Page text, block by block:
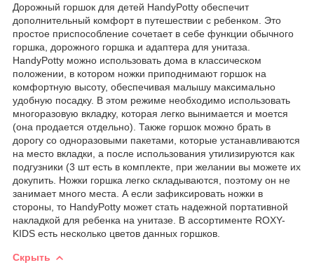
Дорожный горшок для детей HandyPotty обеспечит
дополнительный комфорт в путешествии с ребенком. Это
простое приспособление сочетает в себе функции обычного
горшка, дорожного горшка и адаптера для унитаза.
HandyPotty можно использовать дома в классическом
положении, в котором ножки приподнимают горшок на
комфортную высоту, обеспечивая малышу максимально
удобную посадку. В этом режиме необходимо использовать
многоразовую вкладку, которая легко вынимается и моется
(она продается отдельно). Также горшок можно брать в
дорогу со одноразовыми пакетами, которые устанавливаются
на место вкладки, а после использования утилизируются как
подгузники (3 шт есть в комплекте, при желании вы можете их
докупить. Ножки горшка легко складываются, поэтому он не
занимает много места. А если зафиксировать ножки в
стороны, то HandyPotty может стать надежной портативной
накладкой для ребенка на унитазе. В ассортименте ROXY-
KIDS есть несколько цветов данных горшков.
Скрыть